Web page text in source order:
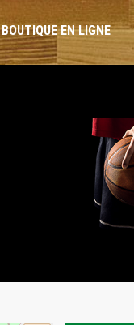
ARBITRES ET
RÈGLEMENT
CHARTE DE
CHARTE
BOUTIQUE EN LIGNE